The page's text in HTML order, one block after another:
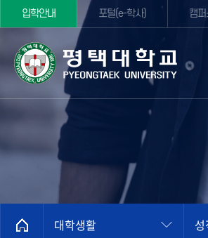
입학안내 포털(e-학사) 캠
대학생활